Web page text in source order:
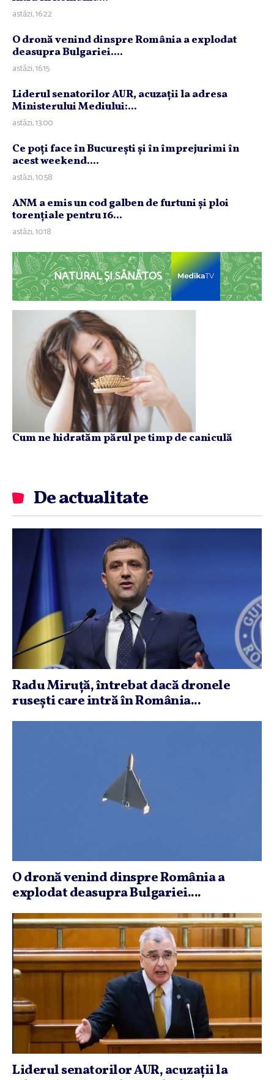
astăzi, 16:22
O dronă venind dinspre România a explodat
deasupra Bulgariei....
astăzi, 16:15
Liderul senatorilor AUR, acuzaţii la adresa
Ministerului Mediului:...
astăzi, 13:00
Ce poţi face în Bucureşti şi în împrejurimi în
acest weekend....
astăzi, 10:58
ANM a emis un cod galben de furtuni şi ploi
torenţiale pentru 16...
astăzi, 10:18
NATURAL ȘI SĂNĂTOS
Cum ne hidratăm părul pe timp de caniculă
De actualitate
Radu Miruţă, întrebat dacă dronele
ruseşti care intră în România...
O dronă venind dinspre România a
explodat deasupra Bulgariei....
Liderul senatorilor AUR, acuzaţii la